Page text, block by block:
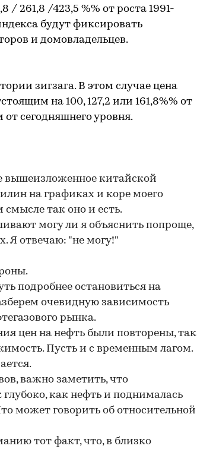
/ 261,8 /423,5 %% от роста 1991-
будут фиксировать
и домовладельцев.
зигзага. В этом случае цена
на 100, 127,2 или 161,8%% от
сегодняшнего уровня.
вышеизложенное китайской
на графиках и коре моего
смысле так оно и есть.
могу ли я объяснить попроще,
Я отвечаю: "не могу!"
подробнее остановиться на
очевидную зависимость
рынка.
цен на нефть были повторены, так
Пусть и с временным лагом.
важно заметить, что
как нефть и поднималась
может говорить об относительной
тот факт, что, в близко